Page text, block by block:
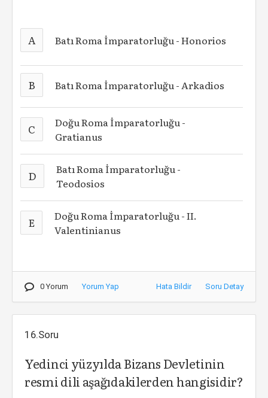
A Batı Roma İmparatorluğu - Honorios
B Batı Roma İmparatorluğu - Arkadios
C
Doğu Roma İmparatorluğu -
Gratianus
D
Batı Roma İmparatorluğu -
Teodosios
E
Doğu Roma İmparatorluğu - II.
Valentinianus
0 Yorum Yorum Yap Hata Bildir Soru Detay
16.Soru
Yedinci yüzyılda Bizans Devletinin
resmi dili aşağıdakilerden hangisidir?